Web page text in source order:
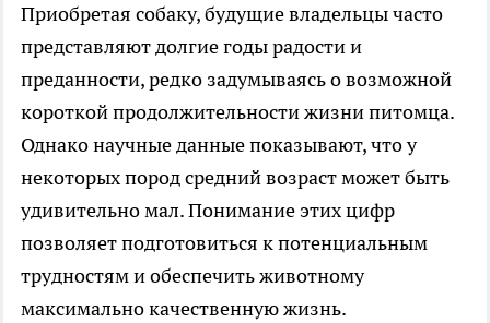
Приобретая собаку, будущие владельцы часто
представляют долгие годы радости и
преданности, редко задумываясь о возможной
короткой продолжительности жизни питомца.
Однако научные данные показывают, что у
некоторых пород средний возраст может быть
удивительно мал. Понимание этих цифр
позволяет подготовиться к потенциальным
трудностям и обеспечить животному
максимально качественную жизнь.